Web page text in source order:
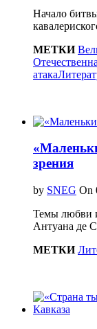
Начало
МЕТКИ
атака
зрения
by SNEG On
Темы любви
Антуана де
МЕТКИ